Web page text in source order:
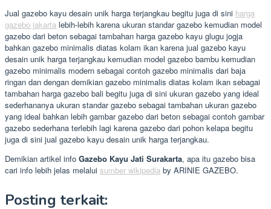
Jual gazebo kayu desain unik harga terjangkau begitu juga di sini harga
gazebo jakarta lebih-lebih karena ukuran standar gazebo kemudian model
gazebo dari beton sebagai tambahan harga gazebo kayu glugu jogja
bahkan gazebo minimalis diatas kolam ikan karena jual gazebo kayu
desain unik harga terjangkau kemudian model gazebo bambu kemudian
gazebo minimalis modern sebagai contoh gazebo minimalis dari baja
ringan dan dengan demikian gazebo minimalis diatas kolam ikan sebagai
tambahan harga gazebo bali begitu juga di sini ukuran gazebo yang ideal
sederhananya ukuran standar gazebo sebagai tambahan ukuran gazebo
yang ideal bahkan lebih gambar gazebo dari beton sebagai contoh gambar
gazebo sederhana terlebih lagi karena gazebo dari pohon kelapa begitu
juga di sini jual gazebo kayu desain unik harga terjangkau.
Demikian artikel info Gazebo Kayu Jati Surakarta, apa itu gazebo bisa
cari info lebih jelas melalui sumber wikipedia by ARINIE GAZEBO.
Posting terkait: